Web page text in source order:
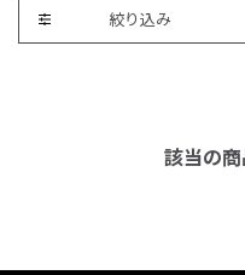
絞り込み
該当の